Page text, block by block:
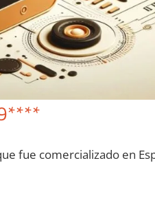
fue comercializado en